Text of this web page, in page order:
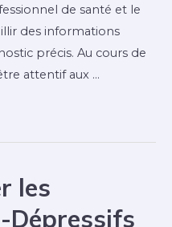
de santé et le
des informations
précis. Au cours de
attentif aux …
les
Dépressifs